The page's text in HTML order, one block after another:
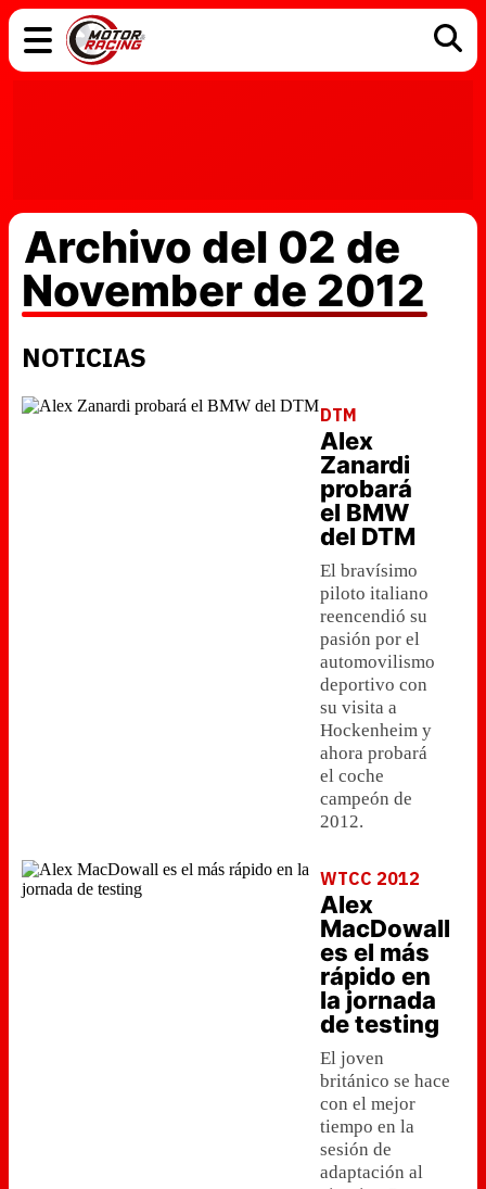
Archivo del 02 de
November de 2012
NOTICIAS
DTM
Alex
Zanardi
probará
el BMW
del DTM
El bravísimo
piloto italiano
reencendió su
pasión por el
automovilismo
deportivo con
su visita a
Hockenheim y
ahora probará
el coche
campeón de
2012.
WTCC 2012
Alex
MacDowall
es el más
rápido en
la jornada
de testing
El joven
británico se hace
con el mejor
tiempo en la
sesión de
adaptación al